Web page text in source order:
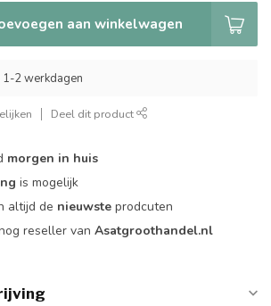
aan winkelwagen
2 werkdagen
Deel dit product
morgen in huis
is mogelijk
altijd de nieuwste prodcuten
reseller van Asatgroothandel.nl